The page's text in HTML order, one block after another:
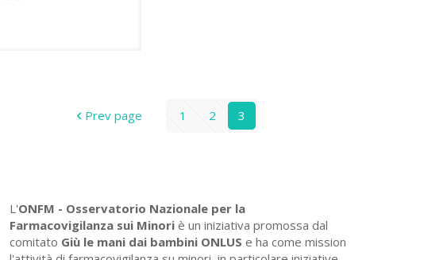
Prev page 1 2 3
L'ONFM - Osservatorio Nazionale per la
Farmacovigilanza sui Minori è un iniziativa promossa dal
comitato Giù le mani dai bambini ONLUS e ha come mission